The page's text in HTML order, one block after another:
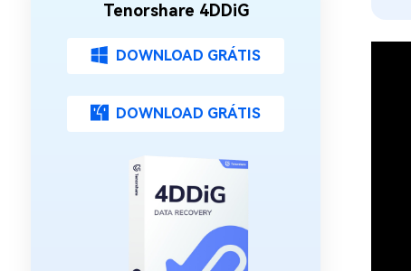
Tenorshare 4DDiG
DOWNLOAD GRÁTIS
DOWNLOAD GRÁTIS